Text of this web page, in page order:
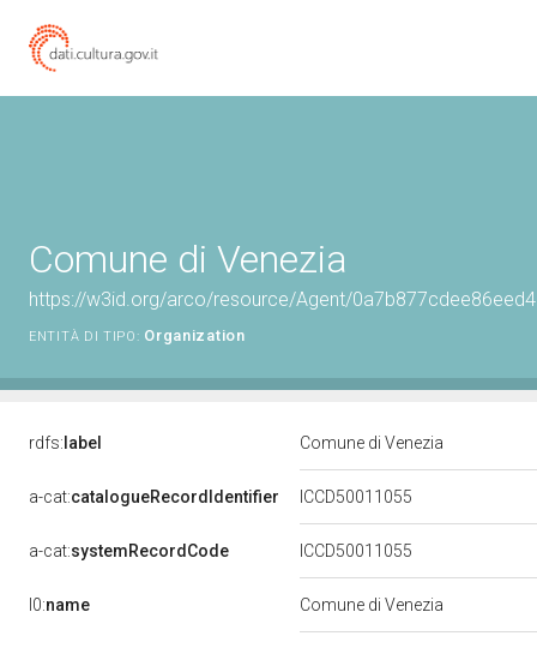
Comune di Venezia
https://w3id.org/arco/resource/Agent/
ENTITÀ DI TIPO: Organization
rdfs: label Comune di Venezia
a-cat:catalogueRecordIdentifier ICCD50011055
a-cat:systemRecordCode ICCD50011055
l0:name Comune di Venezia